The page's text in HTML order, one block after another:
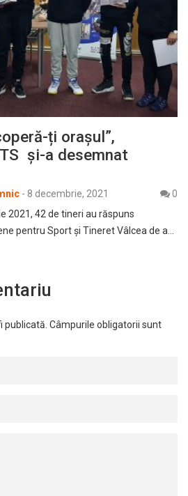
ți orașul”,
și-a desemnat
- 8 decembrie, 2021
0
2021, 42 de tineri au răspuns
pentru Sport și Tineret Vâlcea de a…
publicată. Câmpurile obligatorii sunt